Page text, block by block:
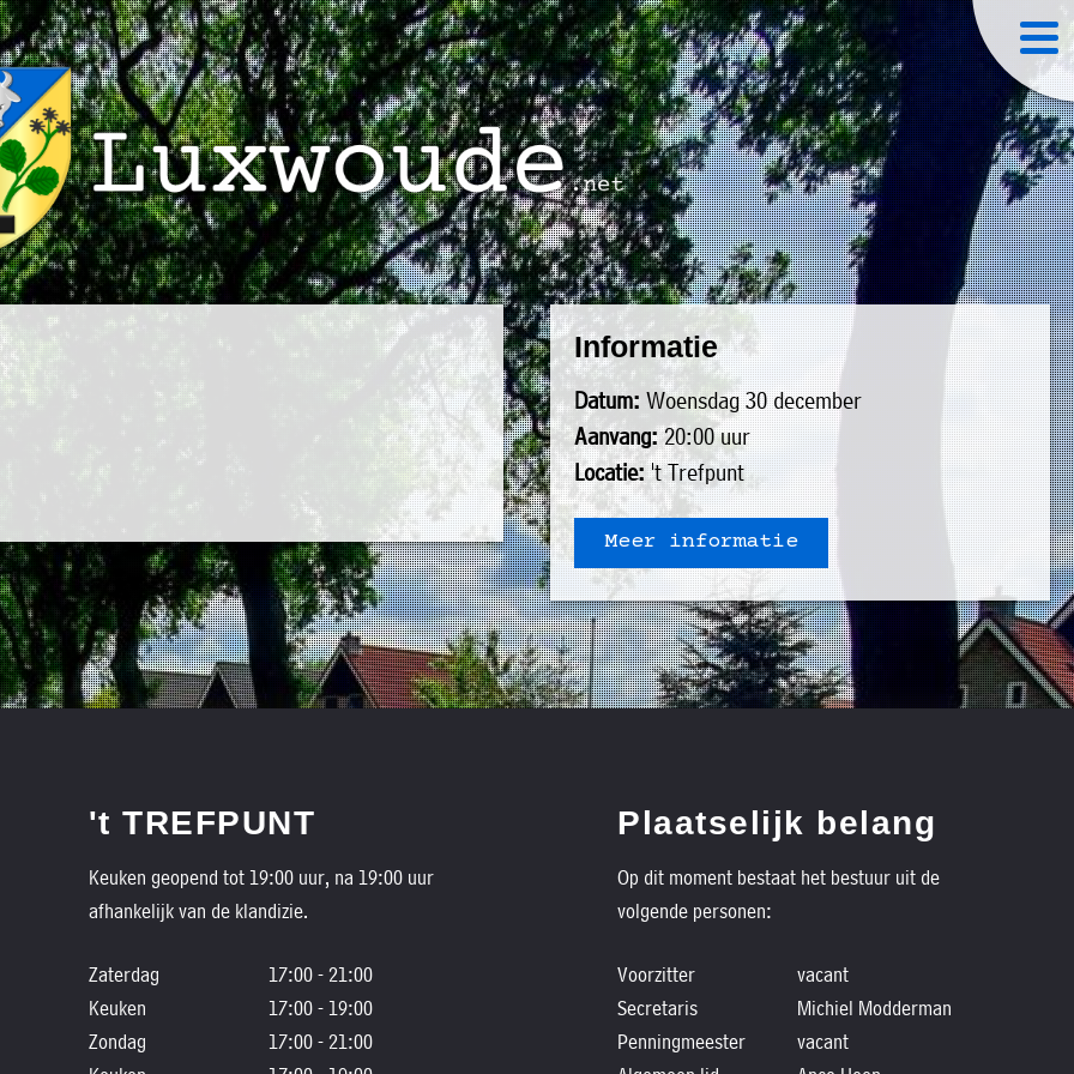
Informatie
Datum: Woensdag 30 december
Aanvang:20:00 uur
Locatie:'t Trefpunt
Meer informatie
't TREFPUNT
Keuken geopend tot 19:00 uur, na 19:00 uur
afhankelijk van de klandizie.
Zaterdag
17:00 - 21:00
Keuken
17:00 - 19:00
Zondag
17:00 - 21:00
Plaatselijk belang
Op dit moment bestaat het bestuur uit de
volgende personen:
Voorzitter
vacant
Secretaris
Michiel Modderman
Penningmeester
vacant